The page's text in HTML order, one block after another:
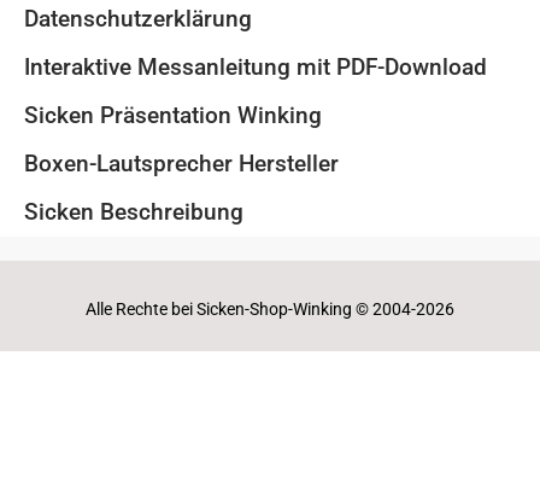
Datenschutzerklärung
Interaktive Messanleitung mit PDF-Download
Sicken Präsentation Winking
Boxen-Lautsprecher Hersteller
Sicken Beschreibung
Alle Rechte bei Sicken-Shop-Winking © 2004-2026